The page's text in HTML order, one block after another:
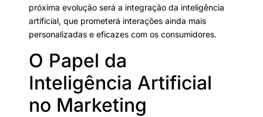
próxima evolução será a integração da inteligência
artificial, que prometerá interações ainda mais
personalizadas e eficazes com os consumidores.
O Papel da
Inteligência Artificial
no Marketing